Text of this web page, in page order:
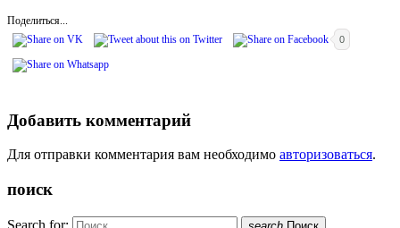
Поделиться...
0
Добавить комментарий
Для отправки комментария вам необходимо авторизоваться.
поиск
Search for: